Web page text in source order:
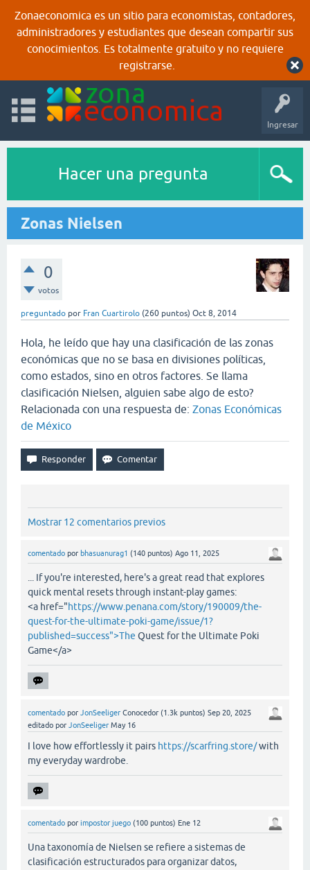
Zonaeconomica es un sitio para economistas, contadores,
administradores y estudiantes que desean compartir sus
conocimientos. Es totalmente gratuito y no requiere
registrarse.
Ingresar
Hacer una pregunta
Zonas Nielsen
0
votos
preguntado por Fran Cuartirolo (260 puntos) Oct 8, 2014
Hola, he leído que hay una clasificación de las zonas
económicas que no se basa en divisiones políticas,
como estados, sino en otros factores. Se llama
clasificación Nielsen, alguien sabe algo de esto?
Relacionada con una respuesta de: Zonas Económicas
de México
Mostrar 12 comentarios previos
comentado por bhasuanurag1 (140 puntos) Ago 11, 2025
... If you're interested, here's a great read that explores
quick mental resets through instant-play games:
<a href="https://www.penana.com/story/190009/the-
quest-for-the-ultimate-poki-game/issue/1?
published=success">The Quest for the Ultimate Poki
Game</a>
comentado por JonSeeliger Conocedor (1.3k puntos) Sep 20, 2025
editado por JonSeeliger May 16
I love how effortlessly it pairs https://scarfring.store/with
my everyday wardrobe.
comentado por impostor juego (100 puntos) Ene 12
Una taxonomía de Nielsen se refiere a sistemas de
clasificación estructurados para organizar datos,